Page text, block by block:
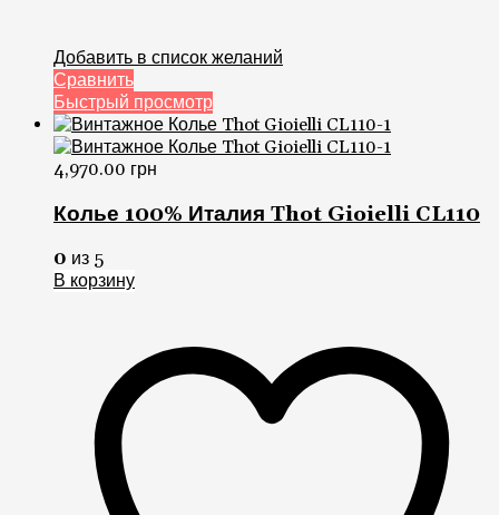
Добавить в список желаний
Сравнить
Быстрый просмотр
4,970.00 грн
Колье 100% Италия Thot Gioielli CL110
0 из 5
В корзину